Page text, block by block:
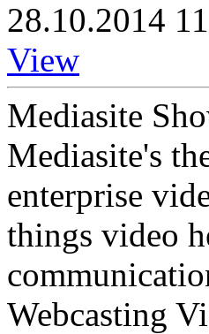
28.10.2014
View
Mediasite
Mediasite's
enterprise
things video
Webcasting